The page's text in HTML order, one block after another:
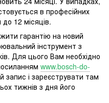
в професійних
до 12 місяців.
гарантію на новий
інструмент з
Для цього Вам необхідно
www.bosch-do-
запис і зареєструвати там
тижнів з дня його